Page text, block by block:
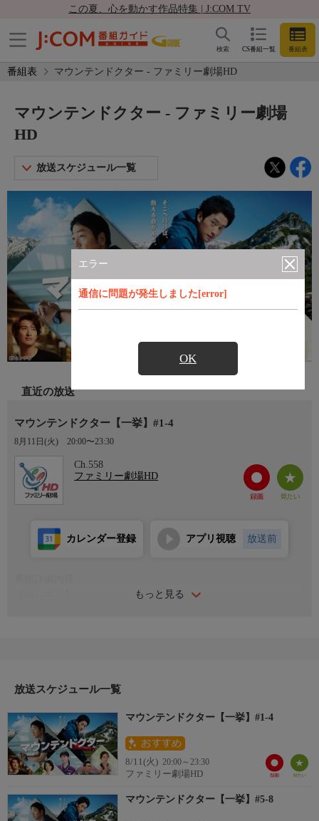
この夏、心を動かす作品特集 | J:COM TV
CS番組一覧 番組表
検索
番組表 マウンテンドクター - ファミリー劇場HD
エラー
通信に問題が発生しました[error]
OK
マウンテンドクター - ファミリー劇場
HD
放送スケジュール一覧
直近の放送
マウンテンドクター【一挙】#1-4
8月11日(火) 20:00〜23:30
Ch.558
ファミリー劇場HD
もっと見る
カレンダー登録 アプリ視聴 放送前
での診察、さらに土日は山小屋で泊まり込み勤務も行うという。
【スタッフ】
【脚本】：高橋悠也 【演出】：国本雅広、高橋貴司、保坂昭一
【キャスト】
【出演】：杉野遥亮、岡崎紗絵、宮澤エマ、向井康二、近藤公
也、平山祐介、石野真子、石丸謙二郎、檀れい、大森南朋
【サブタイトル】
放送スケジュール一覧
マウンテンドクター【一挙】#1-4
8/11(火) 20:00～23:30
ファミリー劇場HD
マウンテンドクター【一挙】#5-8